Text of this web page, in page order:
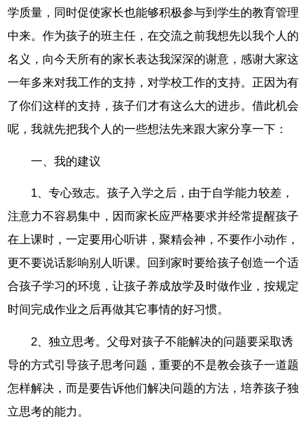
学质量，同时促使家长也能够积极参与到学生的教育管理
中来。作为孩子的班主任，在交流之前我想先以我个人的
名义，向今天所有的家长表达我深深的谢意，感谢大家这
一年多来对我工作的支持，对学校工作的支持。正因为有
了你们这样的支持，孩子们才有这么大的进步。借此机会
呢，我就先把我个人的一些想法先来跟大家分享一下：
一、我的建议
1、专心致志。孩子入学之后，由于自学能力较差，
注意力不容易集中，因而家长应严格要求并经常提醒孩子
在上课时，一定要用心听讲，聚精会神，不要作小动作，
更不要说话影响别人听课。回到家时要给孩子创造一个适
合孩子学习的环境，让孩子养成放学及时做作业，按规定
时间完成作业之后再做其它事情的好习惯。
2、独立思考。父母对孩子不能解决的问题要采取诱
导的方式引导孩子思考问题，重要的不是教会孩子一道题
怎样解决，而是要告诉他们解决问题的方法，培养孩子独
立思考的能力。